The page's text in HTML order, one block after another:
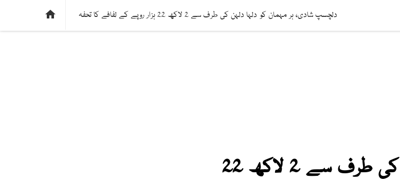
 دلچسپ شادی، ہر مہمان کو دلہا دلہن کی طرف سے 2 لاکھ 22 ہزار روپے کے لفافے کا تحفہ
دلچسپ شادی، ہر مہمان کو دلہا دلہن کی طرف سے 2 لاکھ 22